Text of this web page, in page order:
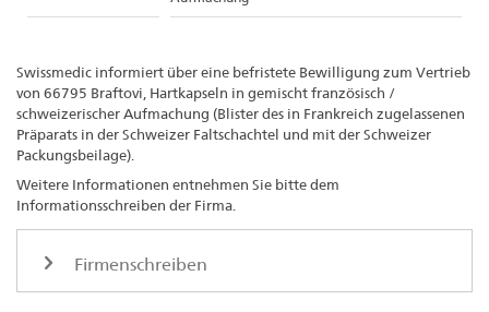
Swissmedic informiert über eine befristete Bewilligung zum Vertrieb
von 66795 Braftovi, Hartkapseln in gemischt französisch /
schweizerischer Aufmachung (Blister des in Frankreich zugelassenen
Präparats in der Schweizer Faltschachtel und mit der Schweizer
Packungsbeilage).
Weitere Informationen entnehmen Sie bitte dem
Informationsschreiben der Firma.
Firmenschreiben